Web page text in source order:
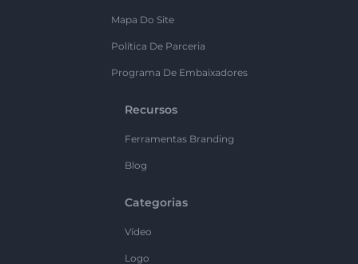
Mapa Do Site
Política De Parceria
Programa De Embaixadores
Recursos
Ferramentas Branding
Blog
Categorias
Vídeo
Logo